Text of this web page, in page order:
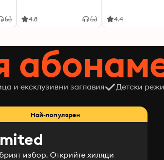
4.8 4.4
и ексклузивни заглавия Детски
Най-популярен
избор. Открийте хиляди